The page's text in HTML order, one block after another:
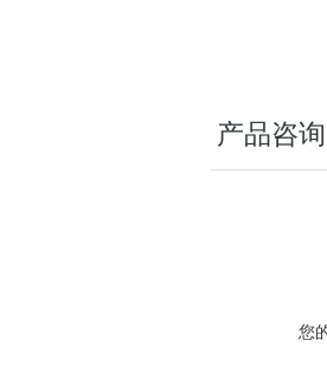
产品咨询
您